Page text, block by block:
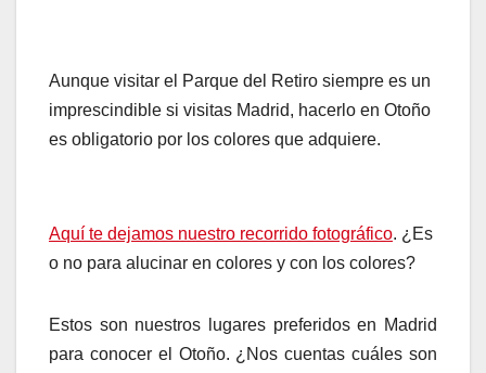
Aunque visitar el Parque del Retiro siempre es un
imprescindible si visitas Madrid, hacerlo en Otoño
es obligatorio por los colores que adquiere.
Aquí te dejamos nuestro recorrido fotográfico. ¿Es
o no para alucinar en colores y con los colores?
Estos son nuestros lugares preferidos en Madrid
para conocer el Otoño. ¿Nos cuentas cuáles son